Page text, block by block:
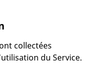
collectées
du Service.